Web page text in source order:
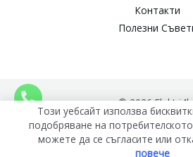
Контакти
Полезни
© 2026
Този уебсайт използва
подобряване на
можете да се съгласите или
повече